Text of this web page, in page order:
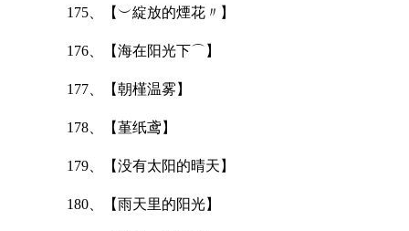
175、【︶綻放的煙花〃】
176、【海在阳光下⌒】
177、【朝槿温雾】
178、【堇纸鸢】
179、【没有太阳的晴天】
180、【雨天里的阳光】